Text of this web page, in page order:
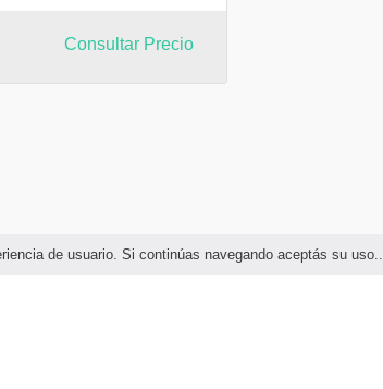
de usuario. Si continúas navegando aceptás su uso..
Consultar Precio